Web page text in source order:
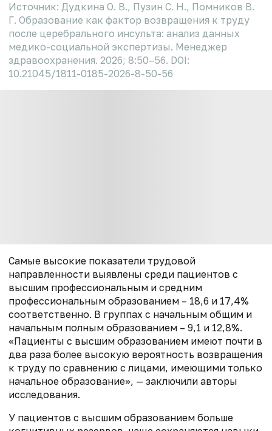
Источник: Дудкина О. В., Пузин С. Н., Помников В.
Г. Образование как фактор возвращения к труду
после церебрального инсульта: анализ данных
медико-социальной экспертизы. Менеджер
здравоохранения. 2026; 8:50–56. DOI:
10.21045/1811-0185-2026-8-50-56
Самые высокие показатели трудовой
направленности выявлены среди пациентов с
высшим профессиональным и средним
профессиональным образованием – 18,6 и 17,4%
соответственно. В группах с начальным общим и
начальным полным образованием – 9,1 и 12,8%.
«Пациенты с высшим образованием имеют почти в
два раза более высокую вероятность возвращения
к труду по сравнению с лицами, имеющими только
начальное образование», — заключили авторы
исследования.
У пациентов с высшим образованием больше